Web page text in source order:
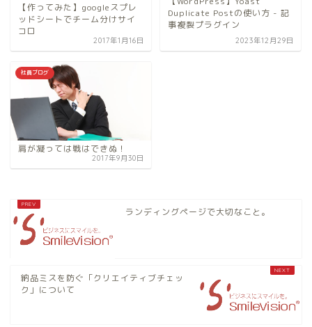
【作ってみた】googleスプレ
ッドシートでチーム分けサイ
コロ
2017年1月16日
Duplicate Postの使い方 - 記
事複製プラグイン
2023年12月29日
社員ブログ
肩が凝っては戦はできぬ！
2017年9月30日
ランディングページで大切なこと。
納品ミスを防ぐ「クリエイティブチェッ
ク」について